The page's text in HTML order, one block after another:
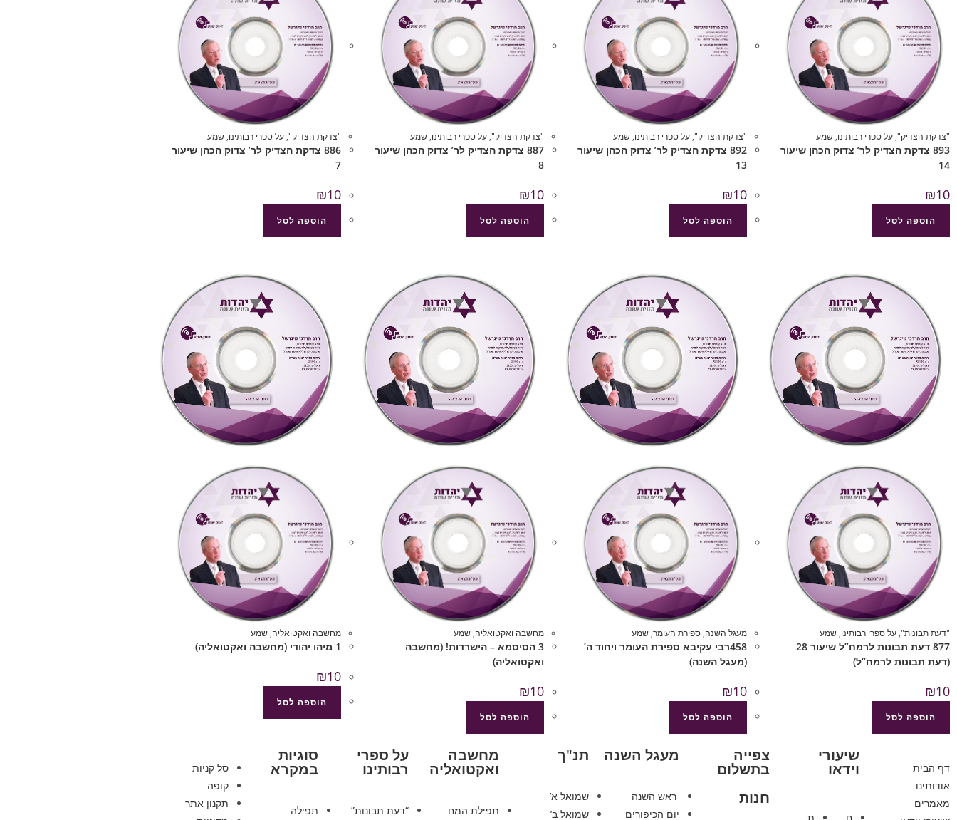
"צדקת הצדיק", על ספרי רבותינו, שמע
893 צדקת הצדיק לר’ צדוק הכהן שיעור
14
₪10
הוספה לסל
"צדקת הצדיק", על ספרי רבותינו, שמע
892 צדקת הצדיק לר’ צדוק הכהן שיעור
13
₪10
הוספה לסל
"צדקת הצדיק", על ספרי רבותינו, שמע
887 צדקת הצדיק לר’ צדוק הכהן שיעור
8
₪10
הוספה לסל
"צדקת הצדיק", על ספרי רבותינו, שמע
886 צדקת הצדיק לר’ צדוק הכהן שיעור
7
₪10
הוספה לסל
"דעת תבונות", על ספרי רבותינו, שמע
877 דעת תבונות לרמח”ל שיעור 28
(דעת תבונות לרמח”ל)
₪10
הוספה לסל
מעגל השנה, ספירת העומר, שמע
458רבי עקיבא ספירת העומר ויחוד ה’
(מעגל השנה)
₪10
הוספה לסל
מחשבה ואקטואליה, שמע
3 הסיסמא – הישרדות! (מחשבה
ואקטואליה)
₪10
הוספה לסל
מחשבה ואקטואליה, שמע
1 מיהו יהודי (מחשבה ואקטואליה)
₪10
הוספה לסל
דף הבית
אודותינו
מאמרים
שיעורי
וידאו
צפייה
בתשלום
חנות
מעגל השנה
ראש השנה
יום הכיפורים
תנ"ך
שמואל א’
שמואל ב’
מחשבה
ואקטואליה
תפילת המח
על ספרי
רבותינו
“דעת תבונות”
סוגיות
במקרא
תפילה
סל קניות
קופה
תקנון אתר